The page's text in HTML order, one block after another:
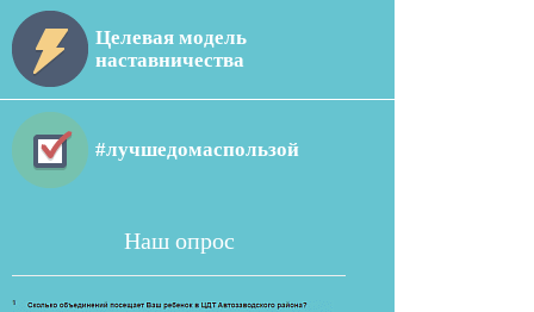
Целевая модель
наставничества
#лучшедомаспользой
Наш опрос